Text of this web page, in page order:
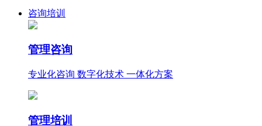
咨询培训
管理咨询
专业化咨询 数字化技术 一体化方案
管理培训